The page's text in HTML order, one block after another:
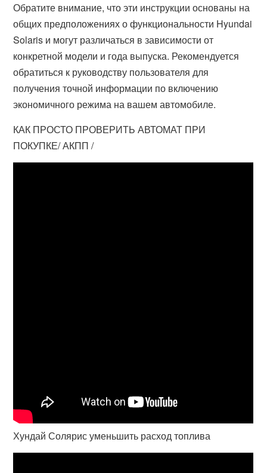
Обратите внимание, что эти инструкции основаны на
общих предположениях о функциональности Hyundai
Solaris и могут различаться в зависимости от
конкретной модели и года выпуска. Рекомендуется
обратиться к руководству пользователя для
получения точной информации по включению
экономичного режима на вашем автомобиле.
КАК ПРОСТО ПРОВЕРИТЬ АВТОМАТ ПРИ
ПОКУПКЕ/ АКПП /
Хундай Солярис уменьшить расход топлива